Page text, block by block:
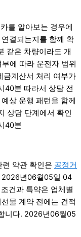
를 알아보는 경우에
결되는지를 함께 확
같은 차량이라도 개
에 따라 운전자 범위
금계산서 처리 여부가
40분 따라서 상담 전
상 운행 패턴을 함께
상담 단계에서 확인
40분
약관 확인은 공정거
2026년06월05일 04
건과 특약은 업체별
물 계약 전에는 견적
니다. 2026년06월05